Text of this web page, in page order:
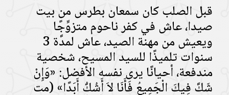
قبل الصلب كان سمعان بطرس من بيت
صيدا، عاش في كفر ناحوم متزوِّجًا
ويعيش من مهنة الصيد، عاش لمدَّة 3
سنوات تلميذًا للسيد المسيح، شخصية
مندفعة، أحيانًا يرى نفسه الأفضل: «وَإِنْ
شَكَّ فِيكَ الْجَمِيعُ فَأَنَا لاَ أَشُكُّ أَبَدًا» (مت